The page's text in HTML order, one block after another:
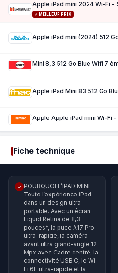
⭐ MEILLEUR PRIX
Fiche technique
✓ POURQUOI L’IPAD MINI –
Toute l’expérience iPad
dans un design ultra-
portable. Avec un écran
Liquid Retina de 8,3
pouces*, la puce A17 Pro
ultra-rapide, la caméra
avant ultra grand-angle 12
Mpx avec Cadre centré, la
connectivité USB C, le Wi
Fi 6E ultra-rapide et la